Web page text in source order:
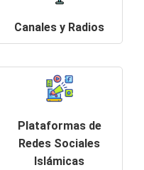
Canales y Radios
Plataformas de
Redes Sociales
Islámicas